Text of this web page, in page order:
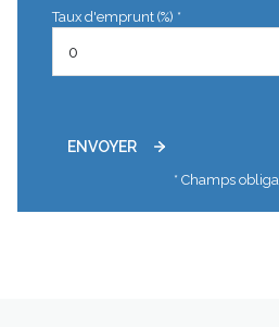
Taux d'emprunt (%) *
ENVOYER
* Champs